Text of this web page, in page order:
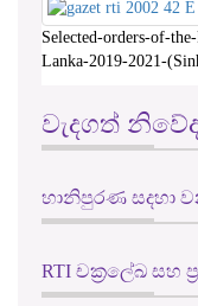
Lanka-2019-2021-
වැදගත්
හානිපුරණ සදහා
RTI චක්‍රලේඛ සහ
වැඩිදුර